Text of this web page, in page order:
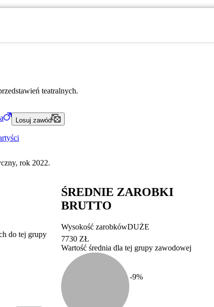
teatralnych.
Losuj zawód
rok 2022.
Struktura wynagrodzeń
zawodów, 2022
do tej grupy
ŚREDNIE ZAROBKI
BRUTTO
Wysokość zarobkówDUŻE
7730 ZŁ
Wartość średnia dla tej grupy zawodowej
-9%